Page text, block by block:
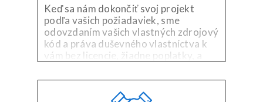
Keď sa nám dokončiť svoj projekt
podľa vašich požiadaviek, sme
odovzdaním vašich vlastných zdrojový
kód a práva duševného vlastníctva k
vám bez licencie, žiadne poplatky, a